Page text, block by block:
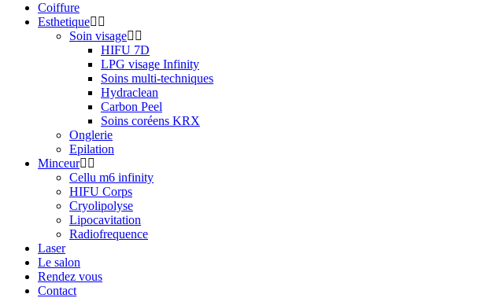
Coiffure
Esthetique
Soin visage
HIFU 7D
LPG visage Infinity
Soins multi-techniques
Hydraclean
Carbon Peel
Soins coréens KRX
Onglerie
Epilation
Minceur
Cellu m6 infinity
HIFU Corps
Cryolipolyse
Lipocavitation
Radiofrequence
Laser
Le salon
Rendez vous
Contact